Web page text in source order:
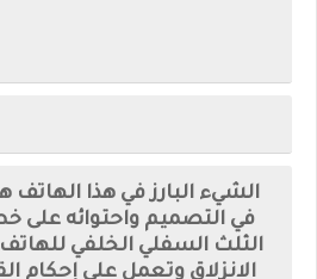
الشيء البارز في هذا
في التصميم واحتوائه
الثلث السفلي الخلفي
الانزلاق وتعمل على إحكام